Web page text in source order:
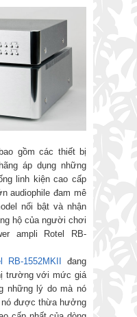
gồm các thiết bị
áp dụng những
linh kiện cao cấp
audiophile đam mê
nối bật và nhận
hộ của người chơi
ampli Rotel RB-
RB-1552MKII đang
trường với mức giá
những lý do mà nó
được thừa hưởng